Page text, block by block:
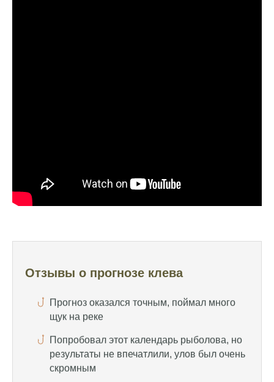
Отзывы о прогнозе клева
иногда нет, это всегда лотерея
Отличный прогноз клева! Сегодня поймал
Прогноз оказался точным, поймал много
Попробовал этот календарь рыболова, но
результаты не впечатлили, улов был очень
скромным
отлично, уловил карпа и налима
Уже второй раз пользуюсь этим прогнозом,